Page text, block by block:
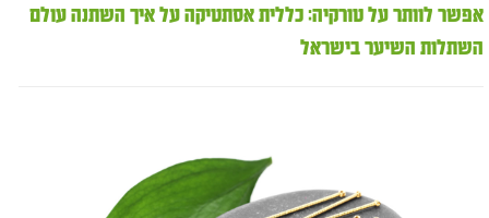
אפשר לוותר על טורקיה: כללית אסתטיקה על איך השתנה עולם
השתלות השיער בישראל